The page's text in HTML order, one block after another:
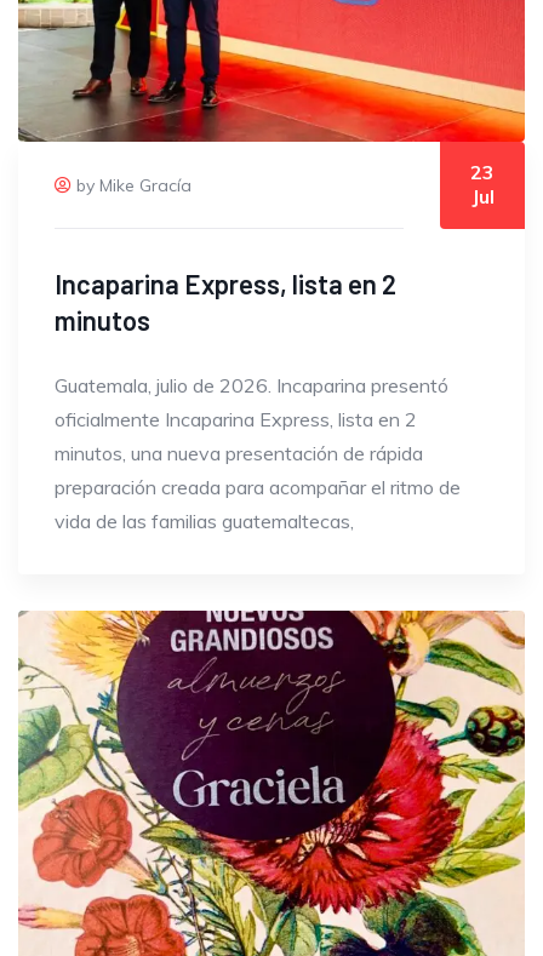
by Mike Gracía
23
Jul
Incaparina Express, lista en 2
minutos
Guatemala, julio de 2026. Incaparina presentó
oficialmente Incaparina Express, lista en 2
minutos, una nueva presentación de rápida
preparación creada para acompañar el ritmo de
vida de las familias guatemaltecas,